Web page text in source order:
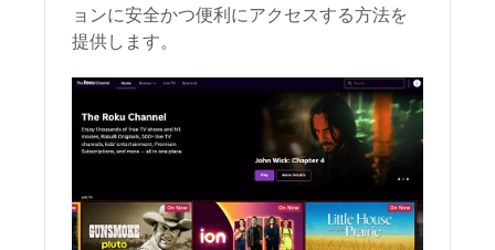
ョンに安全かつ便利にアクセスする方法を
提供します。